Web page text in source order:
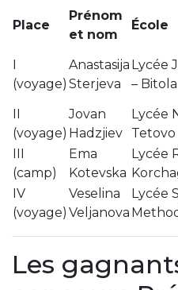
Place
Prénom
et nom
École
I
(voyage)
Anastasija
Sterjeva
Lycée
– Bitola
II
(voyage)
Jovan
Hadzjiev
Lycée
Tetovo
III
(camp)
Ema
Kotevska
Lycée
IV
(voyage)
Veselina
Veljanova
Lycée
Les